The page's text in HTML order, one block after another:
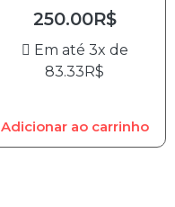
250.00R$
Em até 3x de
83.33R$
Adicionar ao carrinho